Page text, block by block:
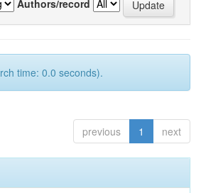
Authors/record
time: 0.0 seconds).
previous 1 next